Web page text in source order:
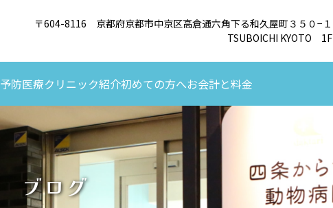
〒604-8116 京都府京都市中京区高倉通六角下る和久屋町３５０−１
TSUBOICHI KYOTO 1F
予防医療クリニック紹介初めての方へお会計と料金
ブログ